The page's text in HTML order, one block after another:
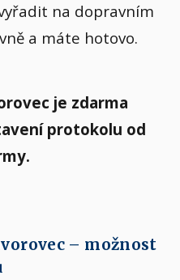
na dopravním
a máte hotovo.
je zdarma
protokolu od
– možnost